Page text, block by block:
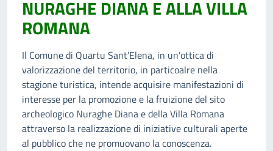
NURAGHE DIANA E ALLA VILLA
ROMANA
Il Comune di Quartu Sant’Elena, in un’ottica di
valorizzazione del territorio, in particoalre nella
stagione turistica, intende acquisire manifestazioni di
interesse per la promozione e la fruizione del sito
archeologico Nuraghe Diana e della Villa Romana
attraverso la realizzazione di iniziative culturali aperte
al pubblico che ne promuovano la conoscenza.